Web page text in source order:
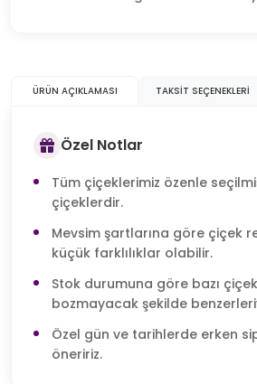
ÜRÜN AÇIKLAMASI TAKSIT SEÇENEKLERI
Özel Notlar
Tüm çiçeklerimiz özenle
çiçeklerdir.
Mevsim şartlarına göre çiçek
küçük farklılıklar olabilir.
Stok durumuna göre bazı
bozmayacak şekilde
Özel gün ve tarihlerde erken
öneririz.